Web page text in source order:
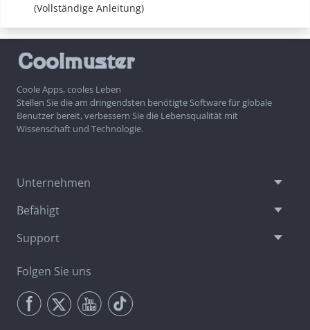
(Vollständige Anleitung)
Coole Apps, cooles Leben
Stellen Sie die am dringendsten benötigte Software für globale
Benutzer bereit, verbessern Sie die Lebensqualität mit
Wissenschaft und Technologie.
Unternehmen
Befähigt
Support
Folgen Sie uns